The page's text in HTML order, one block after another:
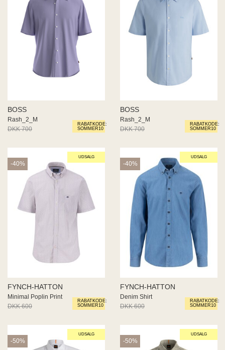
RABATKODE:
SOMMER10
BOSS
Rash_2_M
DKK 700
DKK 350
RABATKODE:
SOMMER10
BOSS
Rash_2_M
DKK 700
DKK 350
UDSALG
RABATKODE:
SOMMER10
-40%
FYNCH-HATTON
Minimal Poplin Print
DKK 600
DKK 360
UDSALG
RABATKODE:
SOMMER10
-40%
FYNCH-HATTON
Denim Shirt
DKK 600
DKK 360
UDSALG
-50%
UDSALG
-50%